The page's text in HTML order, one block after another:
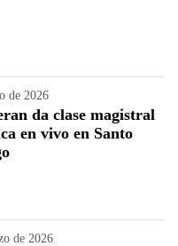
de 2026
da clase magistral
en vivo en Santo
de 2026